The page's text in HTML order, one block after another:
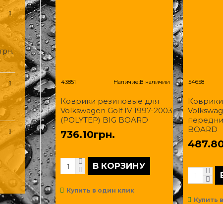
грн.
43851 Наличие:В наличии
Коврики резиновые для
Volkswagen Golf IV 1997-2003
(POLYTEP) BIG BOARD
736.10грн.
В КОРЗИНУ
Купить в один клик
54658
BOARD
Купить